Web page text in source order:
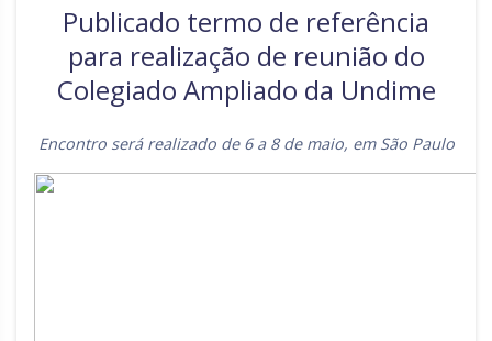
Paraíba Pernambuco
Piauí Paraná
Rio de Janeiro Rio Grande do Norte
Rondônia Roraima
Rio Grande do Sul
Publicado termo de referência
para realização de reunião do
Colegiado Ampliado da Undime
Encontro será realizado de 6 a 8 de maio, em São Paulo